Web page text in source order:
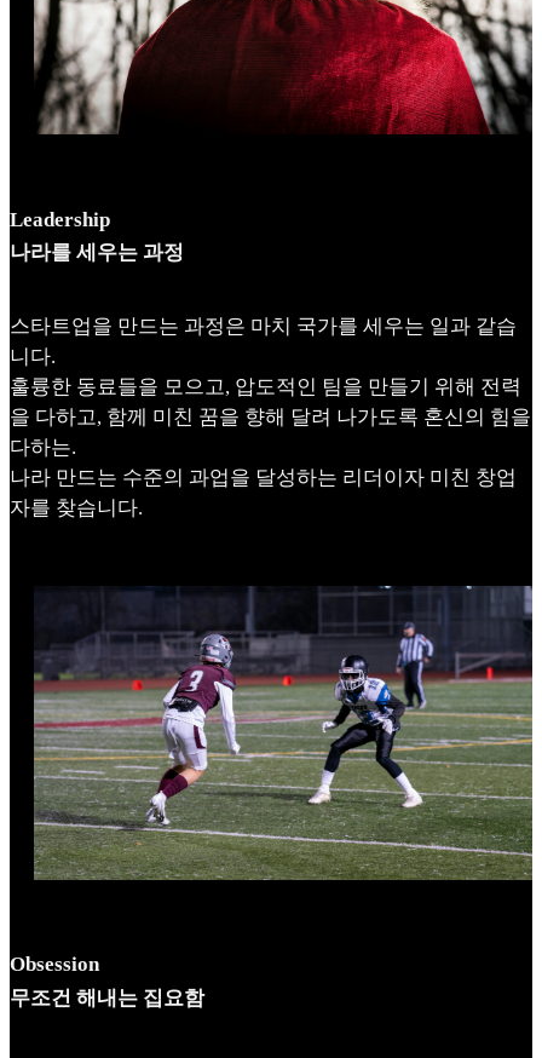
Leadership
나라를 세우는 과정
스타트업을 만드는 과정은 마치 국가를 세우는 일과 같습
니다.
훌륭한 동료들을 모으고, 압도적인 팀을 만들기 위해 전력
을 다하고, 함께 미친 꿈을 향해 달려 나가도록 혼신의 힘을
다하는.
나라 만드는 수준의 과업을 달성하는 리더이자 미친 창업
자를 찾습니다.
Obsession
무조건 해내는 집요함